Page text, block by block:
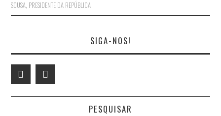
SOUSA, PRESIDENTE DA REPÚBLICA
SIGA-NOS!
PESQUISAR